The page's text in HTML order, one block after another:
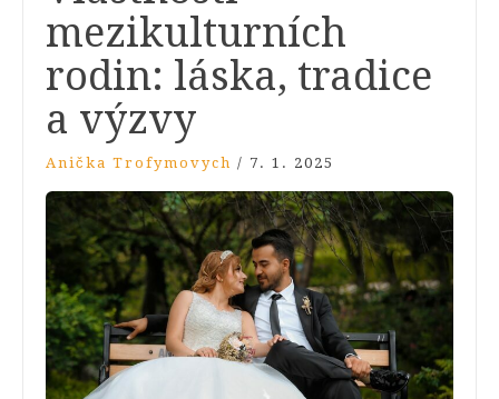
mezikulturních
rodin: láska, tradice
a výzvy
Anička Trofymovych / 7. 1. 2025